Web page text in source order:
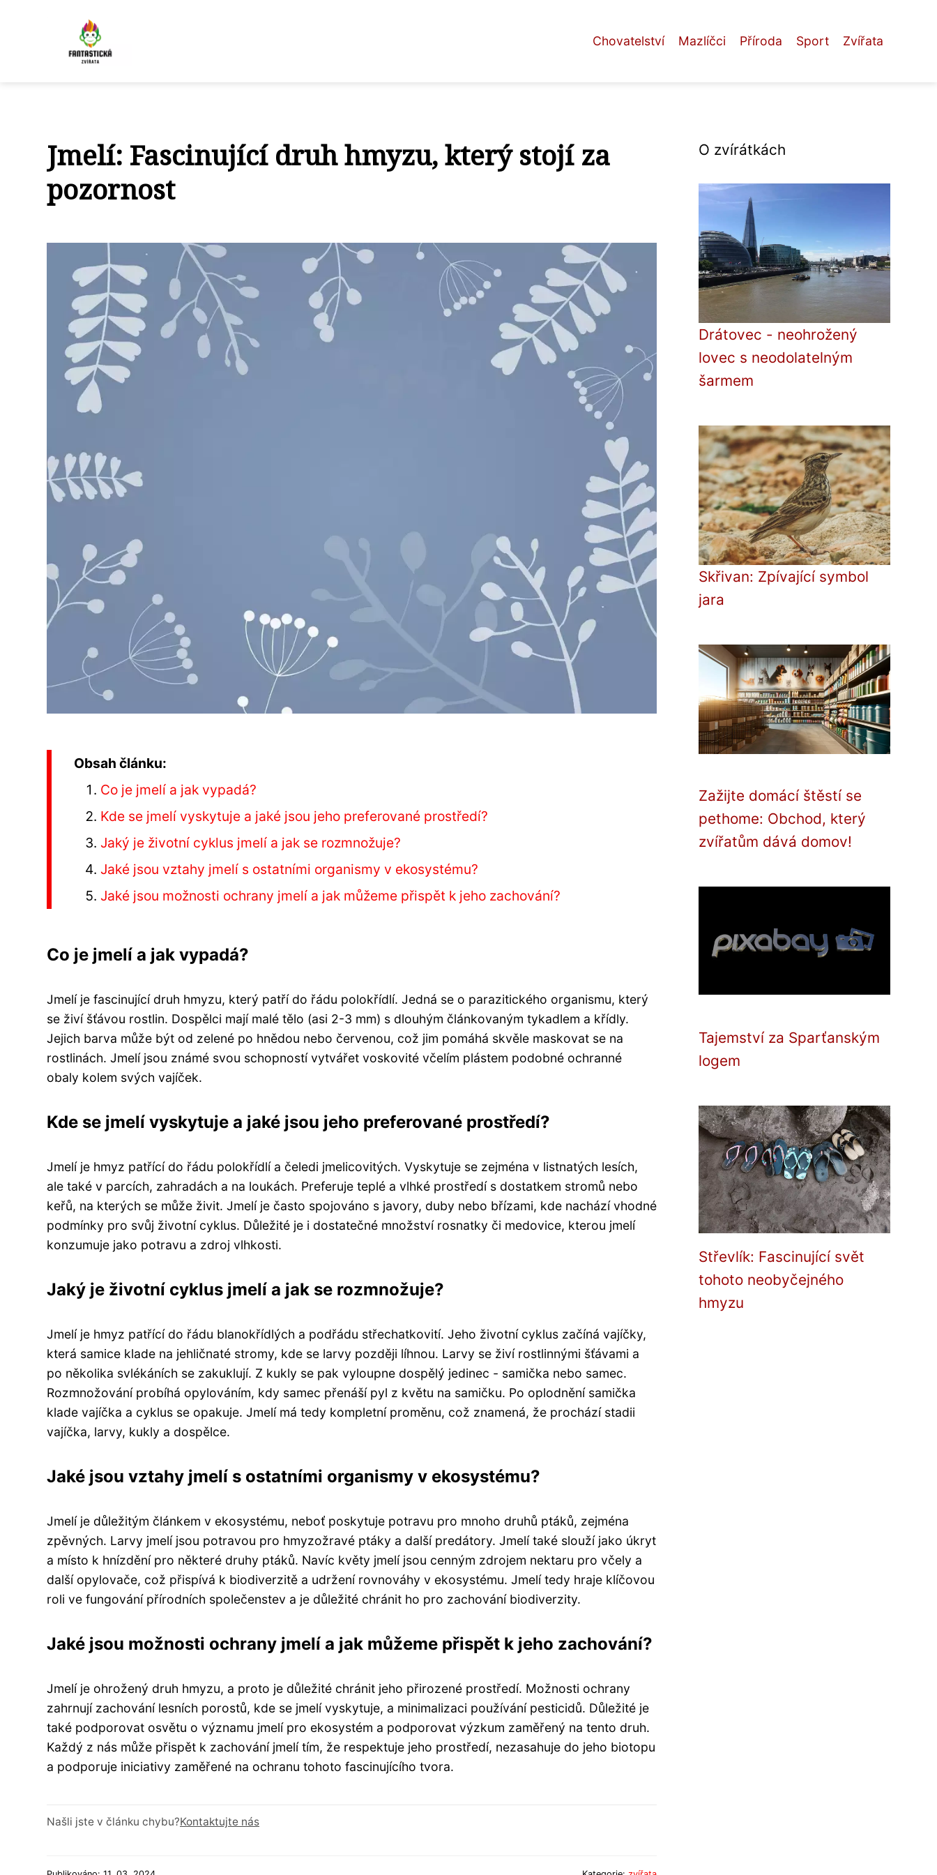
Chovatelství Mazlíčci Příroda Sport Zvířata
Jmelí: Fascinující druh hmyzu, který stojí za
pozornost
Obsah článku:
Co je jmelí a jak vypadá?
Kde se jmelí vyskytuje a jaké jsou jeho preferované prostředí?
Jaký je životní cyklus jmelí a jak se rozmnožuje?
Jaké jsou vztahy jmelí s ostatními organismy v ekosystému?
Jaké jsou možnosti ochrany jmelí a jak můžeme přispět k jeho zachování?
Co je jmelí a jak vypadá?
Jmelí je fascinující druh hmyzu, který patří do řádu polokřídlí. Jedná se o parazitického organismu, který
se živí šťávou rostlin. Dospělci mají malé tělo (asi 2-3 mm) s dlouhým článkovaným tykadlem a křídly.
Jejich barva může být od zelené po hnědou nebo červenou, což jim pomáhá skvěle maskovat se na
rostlinách. Jmelí jsou známé svou schopností vytvářet voskovité včelím plástem podobné ochranné
obaly kolem svých vajíček.
Kde se jmelí vyskytuje a jaké jsou jeho preferované prostředí?
Jmelí je hmyz patřící do řádu polokřídlí a čeledi jmelicovitých. Vyskytuje se zejména v listnatých lesích,
ale také v parcích, zahradách a na loukách. Preferuje teplé a vlhké prostředí s dostatkem stromů nebo
keřů, na kterých se může živit. Jmelí je často spojováno s javory, duby nebo břízami, kde nachází vhodné
podmínky pro svůj životní cyklus. Důležité je i dostatečné množství rosnatky či medovice, kterou jmelí
konzumuje jako potravu a zdroj vlhkosti.
Jaký je životní cyklus jmelí a jak se rozmnožuje?
Jmelí je hmyz patřící do řádu blanokřídlých a podřádu střechatkovití. Jeho životní cyklus začíná vajíčky,
která samice klade na jehličnaté stromy, kde se larvy později líhnou. Larvy se živí rostlinnými šťávami a
po několika svlékáních se zakuklují. Z kukly se pak vyloupne dospělý jedinec - samička nebo samec.
Rozmnožování probíhá opylováním, kdy samec přenáší pyl z květu na samičku. Po oplodnění samička
klade vajíčka a cyklus se opakuje. Jmelí má tedy kompletní proměnu, což znamená, že prochází stadii
vajíčka, larvy, kukly a dospělce.
Jaké jsou vztahy jmelí s ostatními organismy v ekosystému?
Jmelí je důležitým článkem v ekosystému, neboť poskytuje potravu pro mnoho druhů ptáků, zejména
zpěvných. Larvy jmelí jsou potravou pro hmyzožravé ptáky a další predátory. Jmelí také slouží jako úkryt
a místo k hnízdění pro některé druhy ptáků. Navíc květy jmelí jsou cenným zdrojem nektaru pro včely a
další opylovače, což přispívá k biodiverzitě a udržení rovnováhy v ekosystému. Jmelí tedy hraje klíčovou
roli ve fungování přírodních společenstev a je důležité chránit ho pro zachování biodiverzity.
Jaké jsou možnosti ochrany jmelí a jak můžeme přispět k jeho zachování?
Jmelí je ohrožený druh hmyzu, a proto je důležité chránit jeho přirozené prostředí. Možnosti ochrany
zahrnují zachování lesních porostů, kde se jmelí vyskytuje, a minimalizaci používání pesticidů. Důležité je
také podporovat osvětu o významu jmelí pro ekosystém a podporovat výzkum zaměřený na tento druh.
Každý z nás může přispět k zachování jmelí tím, že respektuje jeho prostředí, nezasahuje do jeho biotopu
a podporuje iniciativy zaměřené na ochranu tohoto fascinujícího tvora.
Našli jste v článku chybu?Kontaktujte nás
O zvírátkách
Drátovec - neohrožený
lovec s neodolatelným
šarmem
Skřivan: Zpívající symbol
jara
Zažijte domácí štěstí se
pethome: Obchod, který
zvířatům dává domov!
Tajemství za Sparťanským
logem
Střevlík: Fascinující svět
tohoto neobyčejného
hmyzu